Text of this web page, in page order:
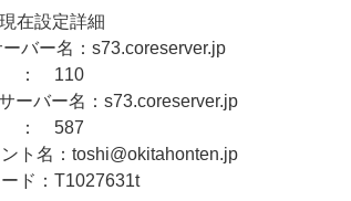
在設定詳細
ーバー名：s73.coreserver.jp
： 110
ーバー名：s73.coreserver.jp
： 587
ト名：toshi@okitahonten.jp
ド：T1027631t